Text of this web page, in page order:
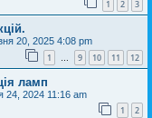
1 2 3
20, 2025 4:08 pm
1 … 9 10 11 12
ламп
24, 2024 11:16 am
1 2